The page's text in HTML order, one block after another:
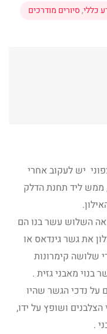
כללי,סיורים מודרכים
יש לעקוב אחרי
ממש ליד תחנת הדלק
הממלוכי בשנת 1273 במאה השלוש עשר בנו הם
את גשר גינדאס או
שלושה קימרונות
בנוי מאבני גזית .
על נדכי הגשר שהיו
ושופץ על ידו,
.